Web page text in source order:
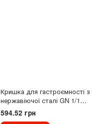
Кришка для гастроємності з
нержавіючої сталі GN 1/1
полікарбонатна прозора
GastroPlast
594.52 грн